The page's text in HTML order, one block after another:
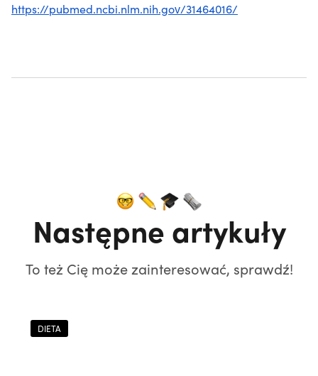
https://pubmed.ncbi.nlm.nih.gov/31464016/
Następne artykuły
To też Cię może zainteresować, sprawdź!
DIETA